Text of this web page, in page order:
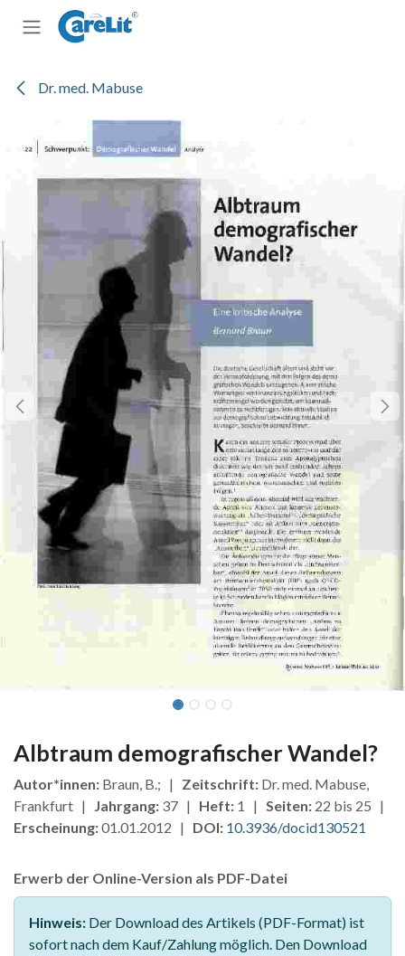
Zum Inhalt springen
Dr. med. Mabuse
Albtraum demografischer Wandel?
Autor*innen: Braun, B.; | Zeitschrift: Dr. med. Mabuse,
Frankfurt | Jahrgang: 37 | Heft: 1 | Seiten: 22 bis 25 |
Erscheinung:01.01.2012 | DOI: 10.3936/docid130521
Erwerb der Online-Version als PDF-Datei
Hinweis: Der Download des Artikels (PDF-Format) ist
sofort nach dem Kauf/Zahlung möglich. Den Download